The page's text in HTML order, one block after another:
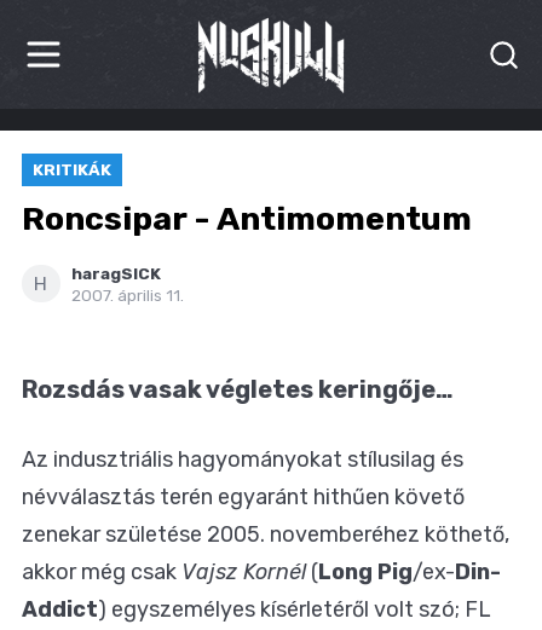
HÍREK
KRITIKÁK
INTERJÚK
MÁSVILÁG
BLOG
KRITIKÁK
Roncsipar - Antimomentum
H
haragSICK
2007. április 11.
Rozsdás vasak végletes keringője…
Az indusztriális hagyományokat stílusilag és
névválasztás terén egyaránt hithűen követő
zenekar születése 2005. novemberéhez köthető,
akkor még csak Vajsz Kornél(Long Pig/ex-Din-
Addict) egyszemélyes kísérletéről volt szó; FL